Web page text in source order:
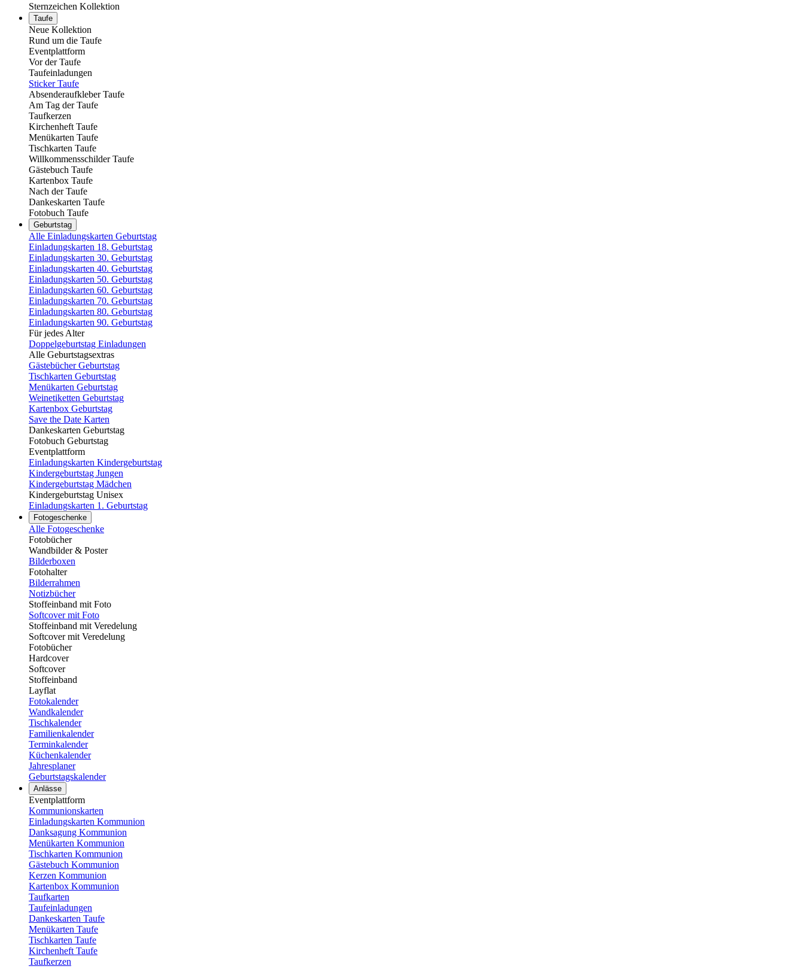
Sternzeichen Kollektion
Taufe
Neue Kollektion
Rund um die Taufe
Eventplattform
Vor der Taufe
Taufeinladungen
Sticker Taufe
Absenderaufkleber Taufe
Am Tag der Taufe
Taufkerzen
Kirchenheft Taufe
Menükarten Taufe
Tischkarten Taufe
Willkommensschilder Taufe
Gästebuch Taufe
Kartenbox Taufe
Nach der Taufe
Dankeskarten Taufe
Fotobuch Taufe
Geburtstag
Alle Einladungskarten Geburtstag
Einladungskarten 18. Geburtstag
Einladungskarten 30. Geburtstag
Einladungskarten 40. Geburtstag
Einladungskarten 50. Geburtstag
Einladungskarten 60. Geburtstag
Einladungskarten 70. Geburtstag
Einladungskarten 80. Geburtstag
Einladungskarten 90. Geburtstag
Für jedes Alter
Doppelgeburtstag Einladungen
Alle Geburtstagsextras
Gästebücher Geburtstag
Tischkarten Geburtstag
Menükarten Geburtstag
Weinetiketten Geburtstag
Kartenbox Geburtstag
Save the Date Karten
Dankeskarten Geburtstag
Fotobuch Geburtstag
Eventplattform
Einladungskarten Kindergeburtstag
Kindergeburtstag Jungen
Kindergeburtstag Mädchen
Kindergeburtstag Unisex
Einladungskarten 1. Geburtstag
Fotogeschenke
Alle Fotogeschenke
Fotobücher
Wandbilder & Poster
Bilderboxen
Fotohalter
Bilderrahmen
Notizbücher
Stoffeinband mit Foto
Softcover mit Foto
Stoffeinband mit Veredelung
Softcover mit Veredelung
Fotobücher
Hardcover
Softcover
Stoffeinband
Layflat
Fotokalender
Wandkalender
Tischkalender
Familienkalender
Terminkalender
Küchenkalender
Jahresplaner
Geburtstagskalender
Anlässe
Eventplattform
Kommunionskarten
Einladungskarten Kommunion
Danksagung Kommunion
Menükarten Kommunion
Tischkarten Kommunion
Gästebuch Kommunion
Kerzen Kommunion
Kartenbox Kommunion
Taufkarten
Taufeinladungen
Dankeskarten Taufe
Menükarten Taufe
Tischkarten Taufe
Kirchenheft Taufe
Taufkerzen